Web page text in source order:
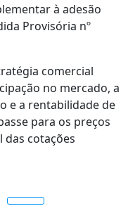
à adesão
Provisória nº
comercial
no mercado, a
e a rentabilidade de
para os preços
cotações